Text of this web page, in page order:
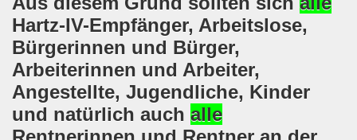
Hartz-IV-Empfänger, Arbeitslose,
Bürgerinnen und Bürger,
Arbeiterinnen und Arbeiter,
Angestellte, Jugendliche, Kinder
und natürlich auch alle
wieder am 11.05.2020 auf der Straße -
bleibt aktiv auch in Corona-Zeiten!
als Tag des Widerstands am 09.03.2020:
am 19.03.2020 zur Corona-Pandemie